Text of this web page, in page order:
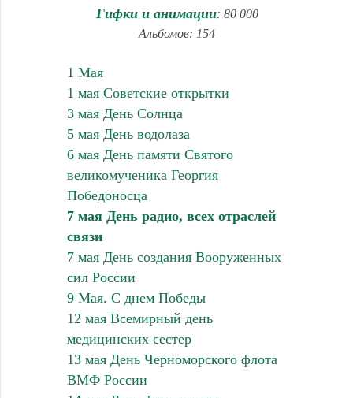
Гифки и анимации: 80 000
Альбомов: 154
1 Мая
1 мая Советские открытки
3 мая День Солнца
5 мая День водолаза
6 мая День памяти Святого
великомученика Георгия
Победоносца
7 мая День радио, всех отраслей
связи
7 мая День создания Вооруженных
сил России
9 Мая. С днем Победы
12 мая Всемирный день
медицинских сестер
13 мая День Черноморского флота
ВМФ России